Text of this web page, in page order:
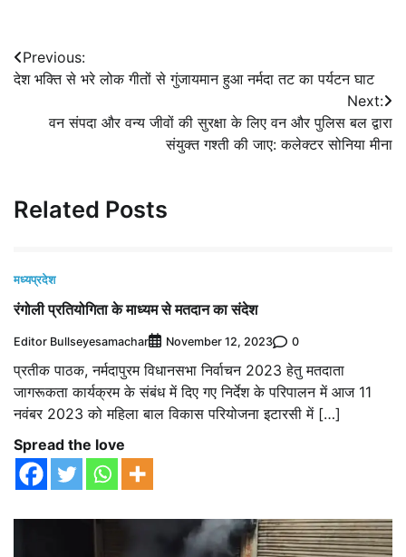
Post
navigation
Previous:
देश भक्ति से भरे लोक गीतों से गुंजायमान हुआ नर्मदा तट का पर्यटन घाट
Next:
वन संपदा और वन्य जीवों की सुरक्षा के लिए वन और पुलिस बल द्वारा
संयुक्त गश्ती की जाए: कलेक्टर सोनिया मीना
Related Posts
मध्यप्रदेश
रंगोली प्रतियोगिता के माध्यम से मतदान का संदेश
Editor Bullseyesamachar November 12, 2023 0
प्रतीक पाठक, नर्मदापुरम विधानसभा निर्वाचन 2023 हेतु मतदाता
जागरूकता कार्यक्रम के संबंध में दिए गए निर्देश के परिपालन में आज 11
नवंबर 2023 को महिला बाल विकास परियोजना इटारसी में […]
Spread the love